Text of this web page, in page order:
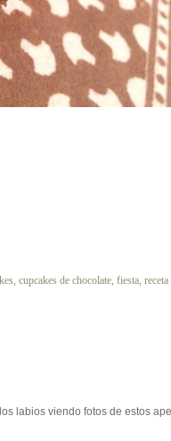
, cupcakes de chocolate, fiesta,
labios viendo fotos de estos